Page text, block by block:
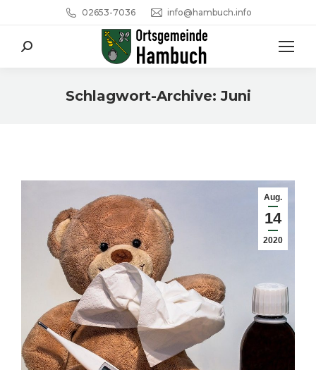
02653-7036 info@hambuch.info
Search:
Schlagwort-Archive: Juni
Aug.
14
2020